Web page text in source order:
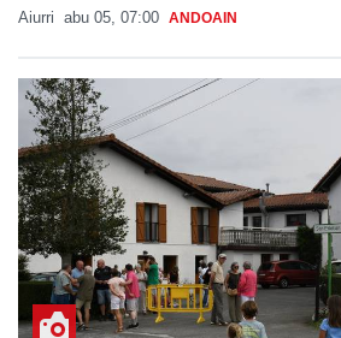
Aiurri abu 05, 07:00 ANDOAIN